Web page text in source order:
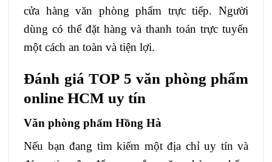
cửa hàng văn phòng phẩm trực tiếp. Người
dùng có thể đặt hàng và thanh toán trực tuyến
một cách an toàn và tiện lợi.
Đánh giá TOP 5 văn phòng phẩm
online HCM uy tín
Văn phòng phẩm Hồng Hà
Nếu bạn đang tìm kiếm một địa chỉ uy tín và